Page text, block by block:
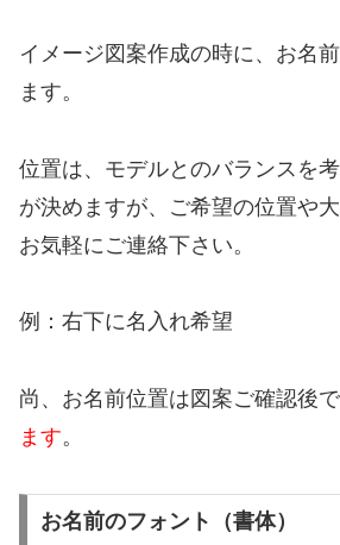
イメージ図案作成の時に、お名
ます。
位置は、モデルとのバランスを
が決めますが、ご希望の位置や
お気軽にご連絡下さい。
例：右下に名入れ希望
尚、お名前位置は図案ご確認後
ます。
お名前のフォント（書体）